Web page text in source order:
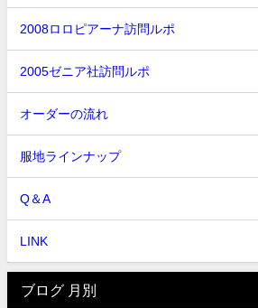
2008ロロピアーナ訪問ルポ
2005ゼニア社訪問ルポ
オーダーの流れ
服地ラインナップ
Q＆A
LINK
ブログ 月別